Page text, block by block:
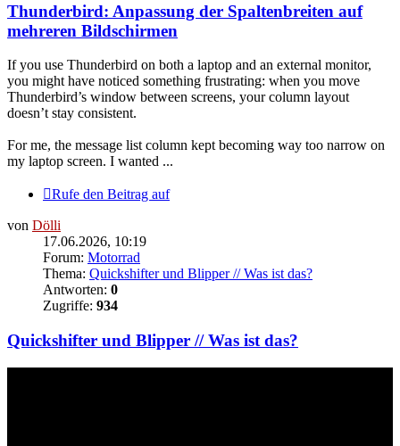
Thunderbird: Anpassung der Spaltenbreiten auf
mehreren Bildschirmen
If you use Thunderbird on both a laptop and an external monitor,
you might have noticed something frustrating: when you move
Thunderbird’s window between screens, your column layout
doesn’t stay consistent.
For me, the message list column kept becoming way too narrow on
my laptop screen. I wanted ...
Rufe den Beitrag auf
von Dölli
17.06.2026, 10:19
Forum: Motorrad
Thema: Quickshifter und Blipper // Was ist das?
Antworten: 0
Zugriffe: 934
Quickshifter und Blipper // Was ist das?